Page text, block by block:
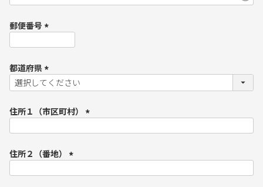
)
郵便番号
須
)
都道府県
(
須
)
住所１（市区町村）
)
住所２（番地）